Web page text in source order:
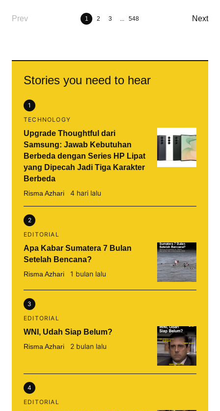
1 2 3 ... 548
Stories you need to hear
1
TECHNOLOGY
Upgrade Thoughtful dari
Samsung: Jawab Kebutuhan
Berbeda dengan Series HP Lipat
yang Dipecah Jadi Tiga Karakter
Berbeda
Risma Azhari 4 hari lalu
2
EDITORIAL
Apa Kabar Sumatera 7 Bulan
Setelah Bencana?
Risma Azhari 1 bulan lalu
3
EDITORIAL
WNI, Udah Siap Belum?
Risma Azhari 2 bulan lalu
4
EDITORIAL